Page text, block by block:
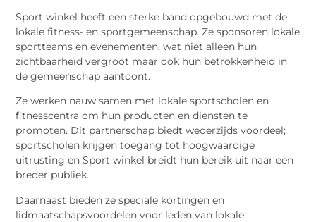
Sport winkel heeft een sterke band opgebouwd met de
lokale fitness- en sportgemeenschap. Ze sponsoren lokale
sportteams en evenementen, wat niet alleen hun
zichtbaarheid vergroot maar ook hun betrokkenheid in
de gemeenschap aantoont.
Ze werken nauw samen met lokale sportscholen en
fitnesscentra om hun producten en diensten te
promoten. Dit partnerschap biedt wederzijds voordeel;
sportscholen krijgen toegang tot hoogwaardige
uitrusting en Sport winkel breidt hun bereik uit naar een
breder publiek.
Daarnaast bieden ze speciale kortingen en
lidmaatschapsvoordelen voor leden van lokale